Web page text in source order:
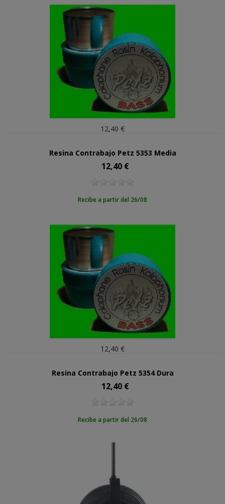
12,40 €
Resina Contrabajo Petz 5353 Media
Precio
12,40 €
Recibe a partir del 26/08
12,40 €
Resina Contrabajo Petz 5354 Dura
Precio
12,40 €
Recibe a partir del 26/08